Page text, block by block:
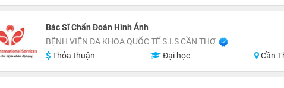
Bác Sĩ Chẩn Đoán Hình Ảnh
BỆNH VIỆN ĐA KHOA QUỐC TẾ S.I.S CẦN THƠ
Thỏa thuận
Đại học Cần